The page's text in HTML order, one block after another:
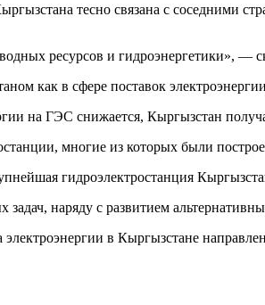
тесно связана с соседними
ресурсов и гидроэнергетики», —
как в сфере поставок
на ГЭС снижается, Кыргызстан
многие из которых были
гидроэлектростанция
наряду с развитием
в Кыргызстане